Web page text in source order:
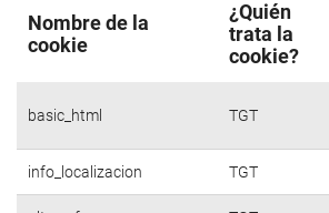
Nombre de la
cookie
¿Quién
trata la
cookie?
basic_html TGT
info_localizacion TGT